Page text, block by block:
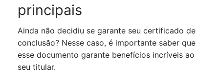
principais
Ainda não decidiu se garante seu certificado de
conclusão? Nesse caso, é importante saber que
esse documento garante benefícios incríveis ao
seu titular.